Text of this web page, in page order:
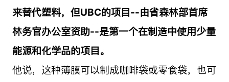
来替代塑料，但UBC的项目--由省森林部首席
林务官办公室资助--是第一个在制造中使用少量
能源和化学品的项目。
他说，这种薄膜可以制成咖啡袋或零食袋，也可